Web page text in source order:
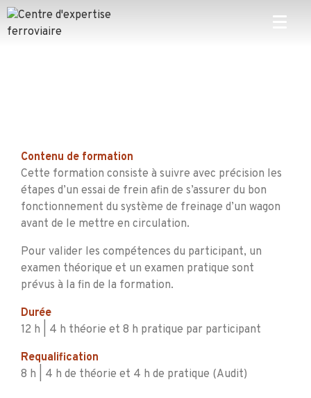
Contenu de formation
Cette formation consiste à suivre avec précision les
étapes d’un essai de frein afin de s’assurer du bon
fonctionnement du système de freinage d’un wagon
avant de le mettre en circulation.
Pour valider les compétences du participant, un
examen théorique et un examen pratique sont
prévus à la fin de la formation.
Durée
12 h | 4 h théorie et 8 h pratique par participant
Requalification
8 h | 4 h de théorie et 4 h de pratique (Audit)